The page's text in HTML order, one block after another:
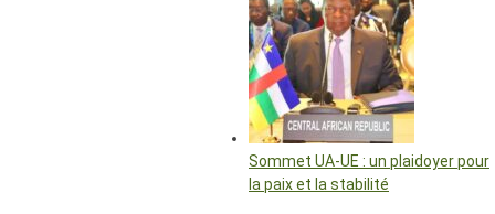
Sommet UA-UE : un plaidoyer pour
la paix et la stabilité